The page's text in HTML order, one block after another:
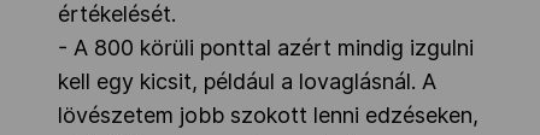
értékelését.
- A 800 körüli ponttal azért mindig izgulni
kell egy kicsit, például a lovaglásnál. A
lövészetem jobb szokott lenni edzéseken,